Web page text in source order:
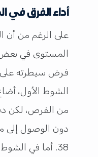
أداء الفرق في
على الرغم من أن
المستوى في بعض
فرض سيطرته على
الشوط الأول،
من الفرص، لكن
دون الوصول إلى
38. أما في